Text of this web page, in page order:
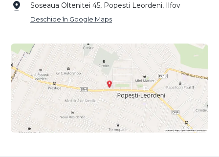
Soseaua Oltenitei 45, Popesti Leordeni, Ilfov
Deschide în Google Maps